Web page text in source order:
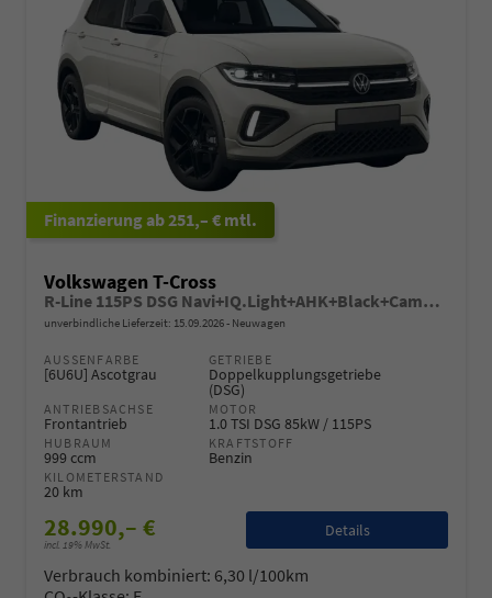
ab 251,– € mtl.
Volkswagen T-Cross
R-Line 115PS DSG Navi+IQ.Light+AHK+Black+Cam+Keyless+Side+Climatronic+Parklenk
unverbindliche Lieferzeit: 15.09.2026 Neuwagen
AUSSENFARBE
[6U6U] Ascotgrau
GETRIEBE
Doppelkupplungsgetriebe
(DSG)
ANTRIEBSACHSE
Frontantrieb
MOTOR
1.0 TSI DSG 85kW / 115PS
HUBRAUM
999 ccm
KRAFTSTOFF
Benzin
KILOMETERSTAND
20 km
28.990,– €
incl. 19% MwSt.
Details
Verbrauch kombiniert: 6,30 l/100km